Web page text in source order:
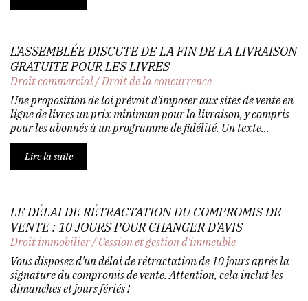
L'ASSEMBLÉE DISCUTE DE LA FIN DE LA LIVRAISON
GRATUITE POUR LES LIVRES
Droit commercial/Droit de la concurrence
Une proposition de loi prévoit d'imposer aux sites de vente en
ligne de livres un prix minimum pour la livraison, y compris
pour les abonnés à un programme de fidélité. Un texte...
Lire la suite
LE DÉLAI DE RÉTRACTATION DU COMPROMIS DE
VENTE : 10 JOURS POUR CHANGER D'AVIS
Droit immobilier/Cession et gestion d'immeuble
Vous disposez d'un délai de rétractation de 10 jours après la
signature du compromis de vente. Attention, cela inclut les
dimanches et jours fériés !